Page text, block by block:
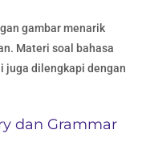
gambar menarik
Materi soal bahasa
juga dilengkapi dengan
dan Grammar